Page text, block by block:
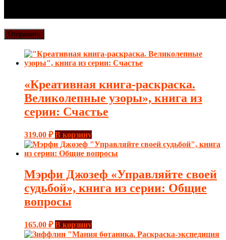
«Креативная книга-раскраска.
Великолепные узоры», книга из
серии: Счастье
319.00 ₽ В корзину
Мэрфи Джозеф «Управляйте своей
судьбой», книга из серии: Общие
вопросы
165.00 ₽ В корзину